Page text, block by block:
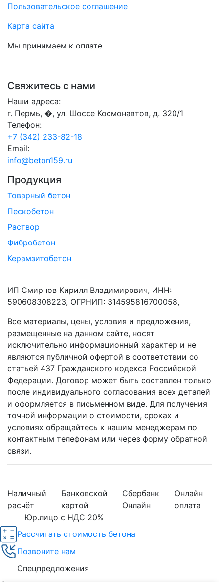
Пользовательское соглашение
Карта сайта
Мы принимаем к оплате
Свяжитесь с нами
Наши адреса:
г. Пермь, �, ул. Шоссе Космонавтов, д. 320/1
Телефон:
+7 (342) 233-82-18
Email:
info@beton159.ru
Продукция
Товарный бетон
Пескобетон
Раствор
Фибробетон
Керамзитобетон
ИП Смирнов Кирилл Владимирович, ИНН:
590608308223, ОГРНИП: 314595816700058,
Все материалы, цены, условия и предложения,
размещенные на данном сайте, носят
исключительно информационный характер и не
являются публичной офертой в соответствии со
статьей 437 Гражданского кодекса Российской
Федерации. Договор может быть составлен только
после индивидуального согласования всех деталей
и оформляется в письменном виде. Для получения
точной информации о стоимости, сроках и
условиях обращайтесь к нашим менеджерам по
контактным телефонам или через форму обратной
связи.
Наличный
расчёт
Банковской
картой
Сбербанк
Онлайн
Онлайн
оплата
Юр.лицо с НДС 20%
Рассчитать стоимость бетона
Позвоните нам
Спецпредложения